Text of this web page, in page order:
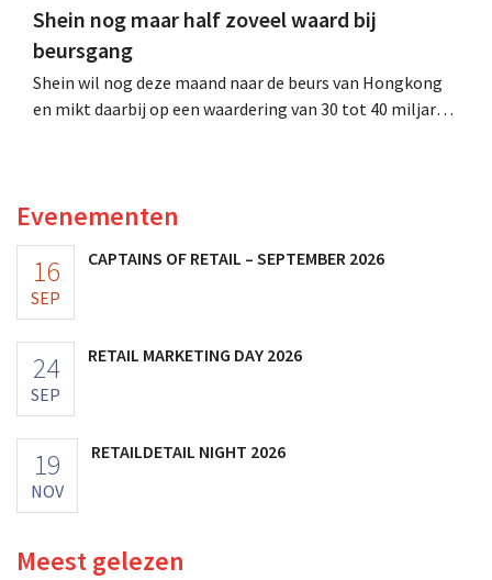
Shein nog maar half zoveel waard bij
beursgang
Shein wil nog deze maand naar de beurs van Hongkong
en mikt daarbij op een waardering van 30 tot 40 miljard
Evenementen
16
SEP
CAPTAINS OF RETAIL – SEPTEMBER 2026
24
SEP
RETAIL MARKETING DAY 2026
19
NOV
RETAILDETAIL NIGHT 2026
Meest gelezen